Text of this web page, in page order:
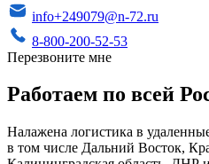
info+249079@n-72.ru
8-800-200-52-53
Перезвоните мне
Работаем по всей
Налажена логистика в
в том числе Дальний Восток,